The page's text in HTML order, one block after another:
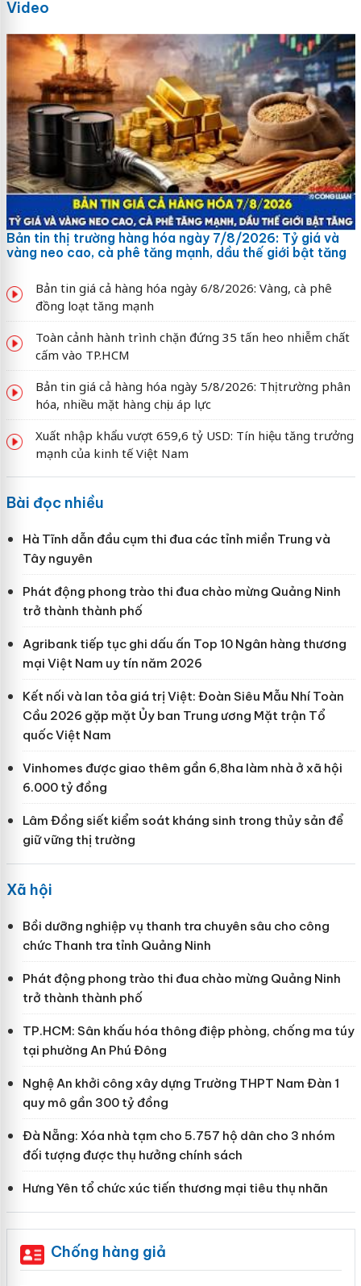
Video
Bản tin thị trường hàng hóa ngày 7/8/2026: Tỷ giá và
vàng neo cao, cà phê tăng mạnh, dầu thế giới bật tăng
Bản tin giá cả hàng hóa ngày 6/8/2026: Vàng, cà phê
đồng loạt tăng mạnh
Toàn cảnh hành trình chặn đứng 35 tấn heo nhiễm chất
cấm vào TP.HCM
Bản tin giá cả hàng hóa ngày 5/8/2026: Thị trường phân
hóa, nhiều mặt hàng chịu áp lực
Xuất nhập khẩu vượt 659,6 tỷ USD: Tín hiệu tăng trưởng
mạnh của kinh tế Việt Nam
Bài đọc nhiều
Hà Tĩnh dẫn đầu cụm thi đua các tỉnh miền Trung và
Tây nguyên
Phát động phong trào thi đua chào mừng Quảng Ninh
trở thành thành phố
Agribank tiếp tục ghi dấu ấn Top 10 Ngân hàng thương
mại Việt Nam uy tín năm 2026
Kết nối và lan tỏa giá trị Việt: Đoàn Siêu Mẫu Nhí Toàn
Cầu 2026 gặp mặt Ủy ban Trung ương Mặt trận Tổ
quốc Việt Nam
Vinhomes được giao thêm gần 6,8ha làm nhà ở xã hội
6.000 tỷ đồng
Lâm Đồng siết kiểm soát kháng sinh trong thủy sản để
giữ vững thị trường
Xã hội
Bồi dưỡng nghiệp vụ thanh tra chuyên sâu cho công
chức Thanh tra tỉnh Quảng Ninh
Phát động phong trào thi đua chào mừng Quảng Ninh
trở thành thành phố
TP.HCM: Sân khấu hóa thông điệp phòng, chống ma túy
tại phường An Phú Đông
Nghệ An khởi công xây dựng Trường THPT Nam Đàn 1
quy mô gần 300 tỷ đồng
Đà Nẵng: Xóa nhà tạm cho 5.757 hộ dân cho 3 nhóm
đối tượng được thụ hưởng chính sách
Hưng Yên tổ chức xúc tiến thương mại tiêu thụ nhãn
Chống hàng giả